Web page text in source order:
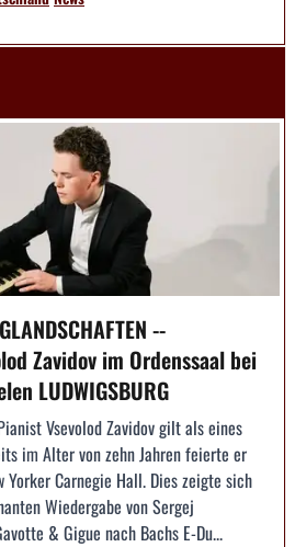
--
Zavidov im Ordenssaal bei
LUDWIGSBURG
Vsevolod Zavidov gilt als eines
im Alter von zehn Jahren feierte er
Yorker Carnegie Hall. Dies zeigte sich
Wiedergabe von Sergej
& Gigue nach Bachs E-Du...